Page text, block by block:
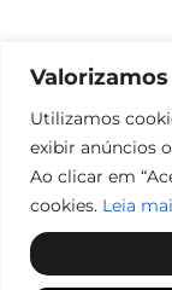
Utilizamos
exibir anúncios
Ao clicar em
cookies. Leia